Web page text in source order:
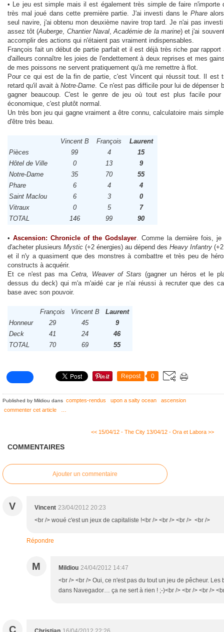
• Le jeu est simple mais il est également très simple de faire n'importe
très mal joué dans cette première partie. J'ai investi dans le Pharealors
seul navire, j'ai obtenu mon deuxième navire trop tard. Je n'ai pas
assez tôt (Auberge, Chantier Naval,Académie de la marine) et j'ai
accomplir des actions qui n'étaient pas vraiment indispensables.
François fait un début de partie parfait et il est déjà très riche par
d'ailleurs connaître les joies de l'endettement à deux reprises et mes
de mes poissons ne servent pratiquement qu'à me remettre à flot.
Pour ce qui est de la fin de partie, c'est Vincent qui réussit tout. Il est
retard qu'il avait àNotre-Dame. Ce n'est pas difficile pour lui de dépenser
gagner beaucoup. C'est le genre de jeu où tout est plus facile
économique, c'est plutôt normal.
Un très bon jeu qui gagne vraiment a être connu, calculatoire mais
d'être très beau.
Vincent B François
Laurent
Pièces
99 4
15
Hôtel de Ville
0 13
9
Notre-Dame
35 70
55
Phare
6 4
4
Saint Maclou
6 3
0
Vitraux
0 5
7
TOTAL
146 99 90
• Ascension: Chronicle of the Godslayer. Comme la dernière fois, je
d'acheter plusieurs Mystic (+2 énergies) au dépend des Heavy Infantry
et il n'y a quasiment que des monstres à combattre et très peu de
constructs à acquérir.
Et ce n'est pas ma Cetra, Weaver of Stars (gagner un héros et le
dessus du deck) qui m'a m'aidé car je n'ai réussi à recruter que des
base avec son pouvoir.
François Vincent B
Laurent
Honneur
29 45
9
Deck
41 24
46
TOTAL
70 69 55
Repost 0
Published by Mildiou dans comptes-rendus upon a salty ocean
ascension
commenter cet article
<< 15/04/12 - The City 13/04/12 - Ora et Labora >>
COMMENTAIRES
Ajouter un commentaire
V Vincent 23/04/2012 20:23
<br /> woué c'est un jeux de capitaliste !<br /> <br /> <br /> <br />
Répondre
M Mildiou 24/04/2012 14:47
<br /> <br /> Oui, ce n'est pas du tout un jeu de pêcheur. Les
dans Navegador… ça ne sert à rien ! ;-)<br /> <br /> <br />
C